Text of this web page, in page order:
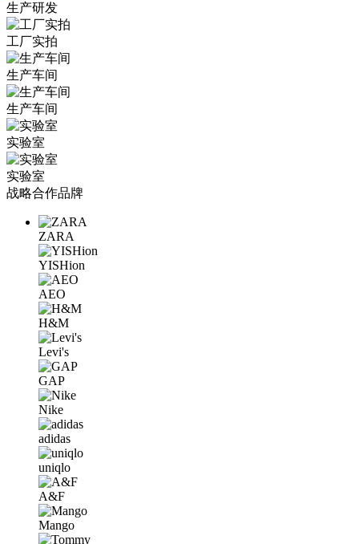
生产研发
工厂实拍
生产车间
生产车间
实验室
实验室
战略合作品牌
ZARA
YISHion
AEO
H&M
Levi's
GAP
Nike
adidas
uniqlo
A&F
Mango